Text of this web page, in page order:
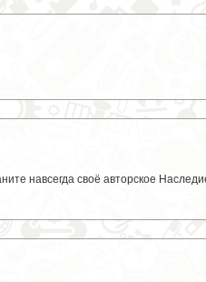
навсегда своё авторское